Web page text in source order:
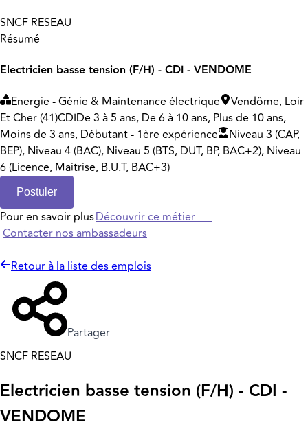
SNCF RESEAU
Résumé
Electricien basse tension (F/H) - CDI - VENDOME
Energie - Génie & Maintenance électrique
Vendôme, Loir
Et Cher (41)CDIDe 3 à 5 ans, De 6 à 10 ans, Plus de 10 ans,
Moins de 3 ans, Débutant - 1ère expérience
Niveau 3 (CAP,
BEP), Niveau 4 (BAC), Niveau 5 (BTS, DUT, BP, BAC+2), Niveau
6 (Licence, Maitrise, B.U.T, BAC+3)
Postuler
Pour en savoir plusDécouvrir ce métier
Contacter nos ambassadeurs
Retour à la liste des emplois
Partager
SNCF RESEAU
Electricien basse tension (F/H) - CDI -
VENDOME